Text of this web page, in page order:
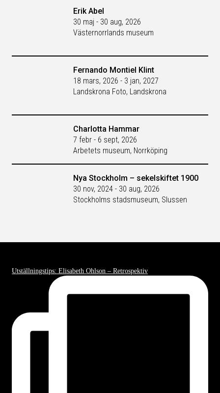
Erik Abel
30 maj - 30 aug, 2026
Västernorrlands museum
Fernando Montiel Klint
18 mars, 2026 - 3 jan, 2027
Landskrona Foto, Landskrona
Charlotta Hammar
7 febr - 6 sept, 2026
Arbetets museum, Norrköping
Nya Stockholm – sekelskiftet 1900
30 nov, 2024 - 30 aug, 2026
Stockholms stadsmuseum, Slussen
Utställningstips: Elisabeth Ohlson – Retrospektiv